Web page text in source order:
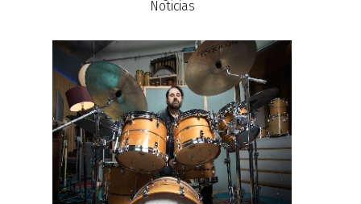
Noticias